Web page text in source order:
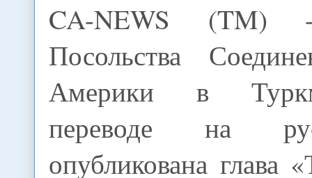
CA-NEWS
Посольства
Америки в
переводе на
опубликована глава